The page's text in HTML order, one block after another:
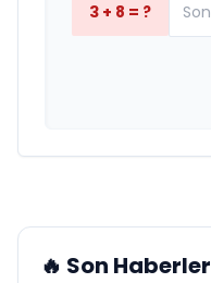
3 + 8 = ?
🔥 Son Haberler